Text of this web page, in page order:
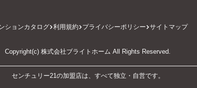
ションカタログ 利用規約 プライバシーポリシー サイトマップ
Copyright(c) 株式会社ブライトホーム All Rights Reserved.
センチュリー21の加盟店は、すべて独立・自営です。